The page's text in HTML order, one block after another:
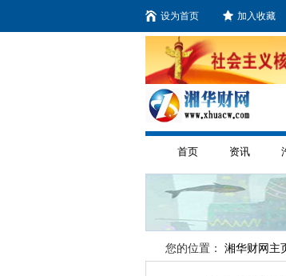
设为首页 加入收藏
首页 资讯
您的位置： 湘华财网主